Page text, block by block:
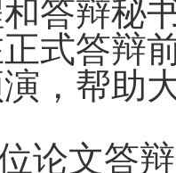
答辩秘
式答辩
演，帮助
论文答